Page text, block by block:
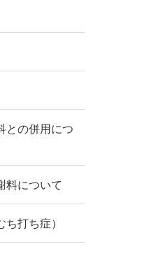
との併用につ
料について
打ち症）